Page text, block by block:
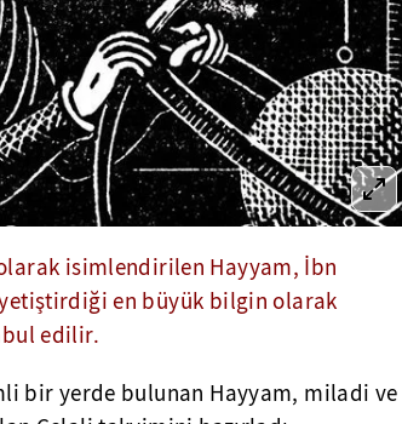
isimlendirilen Hayyam, İbn
en büyük bilgin olarak
edilir.
bir yerde bulunan Hayyam, miladi ve